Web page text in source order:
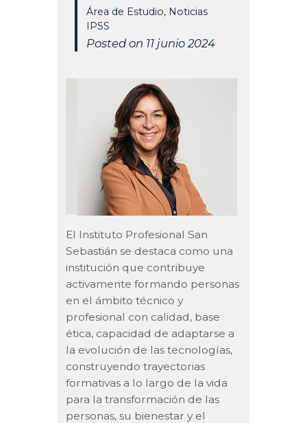
Área de Estudio, Noticias
IPSS
Posted on 11 junio 2024
El Instituto Profesional San
Sebastián se destaca como una
institución que contribuye
activamente formando personas
en el ámbito técnico y
profesional con calidad, base
ética, capacidad de adaptarse a
la evolución de las tecnologías,
construyendo trayectorias
formativas a lo largo de la vida
para la transformación de las
personas, su bienestar y el